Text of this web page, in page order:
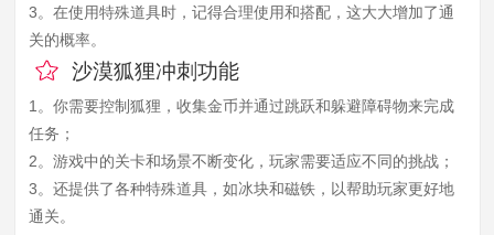
3。在使用特殊道具时，记得合理使用和搭配，这大大增加了通
关的概率。
沙漠狐狸冲刺功能
1。你需要控制狐狸，收集金币并通过跳跃和躲避障碍物来完成
任务；
2。游戏中的关卡和场景不断变化，玩家需要适应不同的挑战；
3。还提供了各种特殊道具，如冰块和磁铁，以帮助玩家更好地
通关。